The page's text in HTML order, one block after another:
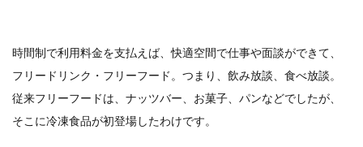
時間制で利用料金を支払えば、快適空間で仕事や面談ができて、
フリードリンク・フリーフード。つまり、飲み放談、食べ放談。
従来フリーフードは、ナッツバー、お菓子、パンなどでしたが、
そこに冷凍食品が初登場したわけです。